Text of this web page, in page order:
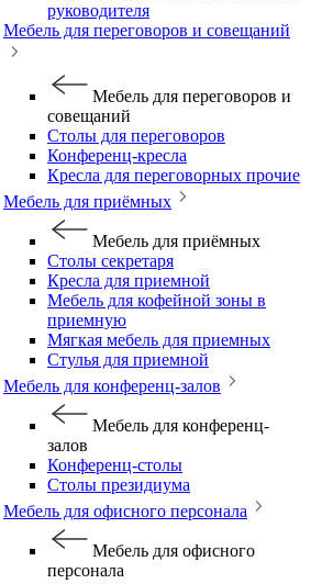
руководителя
Мебель для переговоров и совещаний
Мебель для переговоров и
совещаний
Столы для переговоров
Конференц-кресла
Кресла для переговорных прочие
Мебель для приёмных
Мебель для приёмных
Столы секретаря
Кресла для приемной
Мебель для кофейной зоны в
приемную
Мягкая мебель для приемных
Стулья для приемной
Мебель для конференц-залов
Мебель для конференц-
залов
Конференц-столы
Столы президиума
Мебель для офисного персонала
Мебель для офисного
персонала